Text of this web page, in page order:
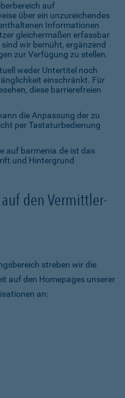
auf
über ein unzureichendes
Informationen
gleichermaßen erfassbar
wir bemüht, ergänzend
zur Verfügung zu stellen.
weder Untertitel noch
einschränkt. Für
diese barrierefreien
die Anpassung der zu
per Tastaturbedienung
auf barmenia.de ist das
und Hintergrund
den Vermittler-
streben wir die
auf den Homepages unserer
an: